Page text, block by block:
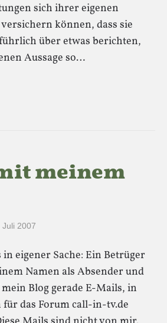
sich ihrer eigenen
können, dass sie
über etwas berichten,
Aussage so…
meinem
Juli 2007
eigener Sache: Ein Betrüger
Namen als Absender und
Blog gerade E-Mails, in
für das Forum call-in-tv.de